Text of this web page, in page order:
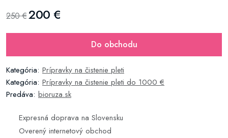
250 €200 €
Do obchodu
Kategória: Prípravky na čistenie pleti
Kategória: Prípravky na čistenie pleti do 1000 €
Predáva: bioruza.sk
Expresná doprava na Slovensku
Overený internetový obchod